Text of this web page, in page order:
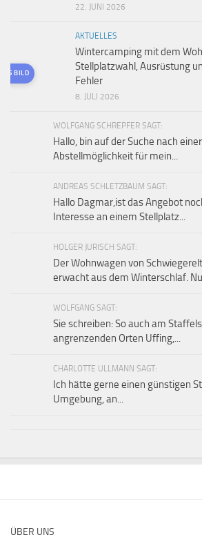
22. JUNI 2026
BILD
AKTUELLES
Wintercamping mit dem
Stellplatzwahl, Ausrüstung
Fehler
8. JULI 2026
WOLFGANG SCHREPFER SAGT:
Hallo, bin auf der Suche nach
Abstellmöglichkeit für mein...
ANDREAS SCHLETZBAUM SAGT:
Hallo Dagmar,ist das Angebot
Interesse an einem Stellplatz...
HOLGER JURISCH SAGT:
Der Wohnwagen von
erwacht aus dem Winterschlaf.
WOLFGANG SAGT:
Sie schreiben: So auch am
angrenzenden Orten Uffing,...
CHARLOTTE ULLMANN SAGT:
Ich hätte gerne einen günstigen
Umgebung, an...
ÜBER UNS